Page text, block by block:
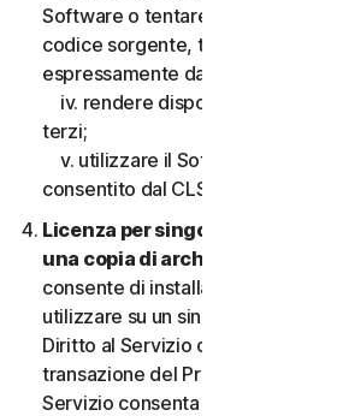
Software o tentare in qualsiasi
codice sorgente, tranne e solo
espressamente dalla legge
iv. rendere disponibili le
terzi;
v. utilizzare il Software in
consentito dal CLS.
Licenza per singolo
una copia di archivio o di
consente di installare solo una
utilizzare su un singolo
Diritto al Servizio o la
transazione del Provider da cui è
Servizio consenta